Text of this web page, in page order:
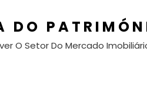
DO
O Setor Do Mercado